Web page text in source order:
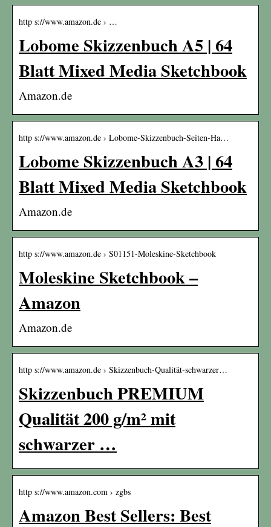
http s://www.amazon.de › …
Lobome Skizzenbuch A5 | 64
Blatt Mixed Media Sketchbook
Amazon.de
http s://www.amazon.de › Lobome-Skizzenbuch-Seiten-Ha…
Lobome Skizzenbuch A3 | 64
Blatt Mixed Media Sketchbook
Amazon.de
http s://www.amazon.de › S01151-Moleskine-Sketchbook
Moleskine Sketchbook –
Amazon
Amazon.de
http s://www.amazon.de › Skizzenbuch-Qualität-schwarzer…
Skizzenbuch PREMIUM
Qualität 200 g/m² mit
schwarzer …
http s://www.amazon.com › zgbs
Amazon Best Sellers: Best